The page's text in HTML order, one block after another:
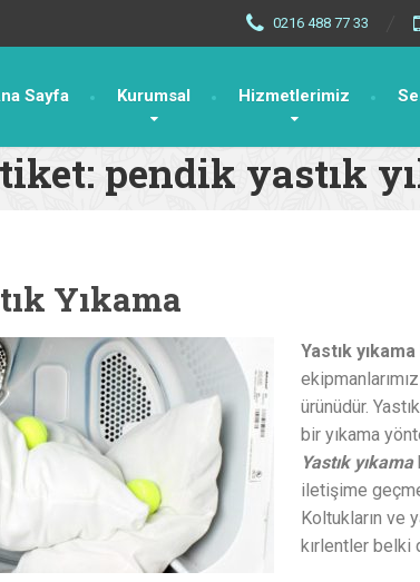
0216 488 77 33
Sayfa Kurumsal Hizmetlerimiz
pendik yastık
Yıkama
Yastık yıkama
ürünüdür.
bir yıkama
Yastık yıkama
iletişime
Koltukların ve
kırlentler belki